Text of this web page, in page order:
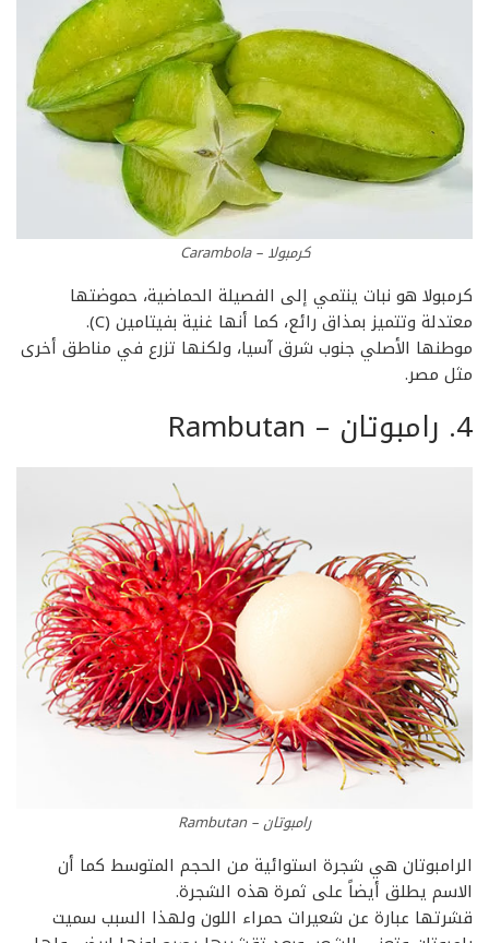
كرمبولا – Carambola
كرمبولا هو نبات ينتمي إلى الفصيلة الحماضية، حموضتها
معتدلة وتتميز بمذاق رائع، كما أنها غنية بفيتامين (C).
موطنها الأصلي جنوب شرق آسيا، ولكنها تزرع في مناطق أخرى
مثل مصر.
4. رامبوتان – Rambutan
رامبوتان – Rambutan
الرامبوتان هي شجرة استوائية من الحجم المتوسط كما أن
الاسم يطلق أيضاً على ثمرة هذه الشجرة.
قشرتها عبارة عن شعيرات حمراء اللون ولهذا السبب سميت